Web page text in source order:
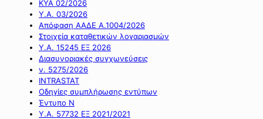
ΚΥΑ 02/2026
Υ.Α. 03/2026
Απόφαση ΑΑΔΕ Α.1004/2026
Στοιχεία καταθετικών λογαριασμών
Υ.Α. 15245 ΕΞ 2026
Διασυνοριακές συγχωνεύσεις
ν. 5275/2026
INTRASTAT
Οδηγίες συμπλήρωσης εντύπων
Έντυπο Ν
Υ.Α. 57732 ΕΞ 2021/2021